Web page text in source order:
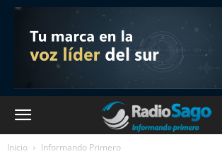
Inicio Informando Primero